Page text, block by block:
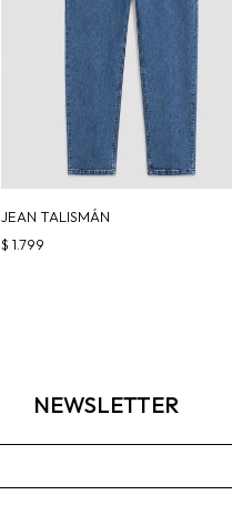
JEAN TALISMÁN
$ 1.799
NEWSLETTER